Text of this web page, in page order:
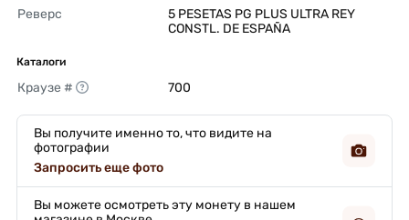
Реверс
5 PESETAS PG PLUS ULTRA REY
CONSTL. DE ESPAÑA
Каталоги
Краузе # 700
Вы получите именно то, что видите на
фотографии
Запросить еще фото
Вы можете осмотреть эту монету в нашем